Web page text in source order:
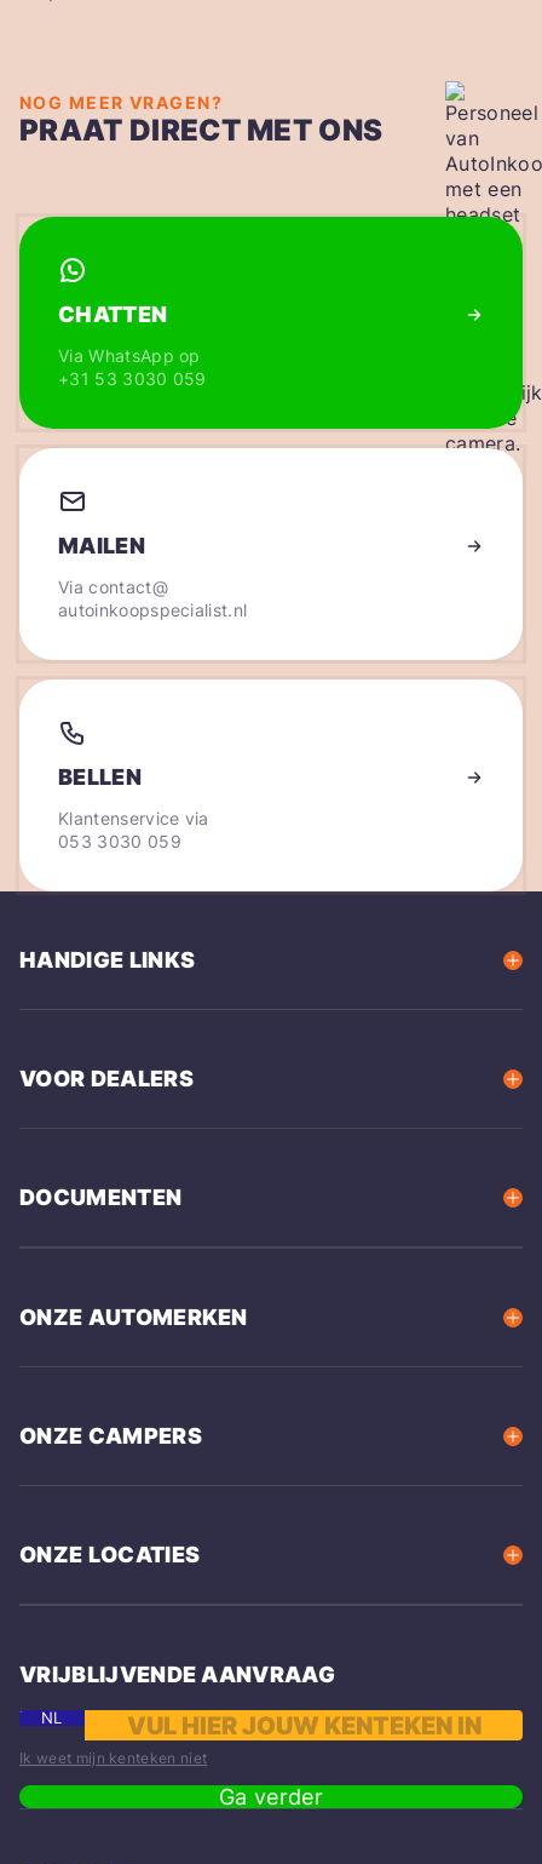
NOG MEER VRAGEN?
PRAAT DIRECT MET ONS
CHATTEN
Via WhatsApp op
+31 53 3030 059
MAILEN
Viacontact@
autoinkoopspecialist.nl
BELLEN
Klantenservice via
053 3030 059
HANDIGE LINKS
VOOR DEALERS
DOCUMENTEN
ONZE AUTOMERKEN
ONZE CAMPERS
ONZE LOCATIES
VRIJBLIJVENDE AANVRAAG
NL
Ik weet mijn kenteken niet
Ga verder